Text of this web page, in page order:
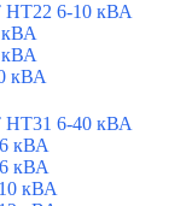
6-10 кВА
кВА
кВА
кВА
6-40 кВА
кВА
кВА
кВА